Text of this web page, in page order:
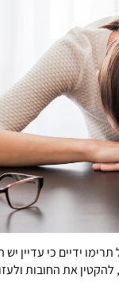
ידיים כי עדיין
את החובות